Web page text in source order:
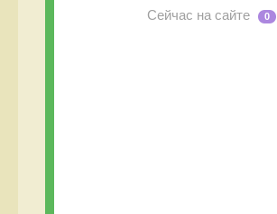
Сейчас на сайте 0